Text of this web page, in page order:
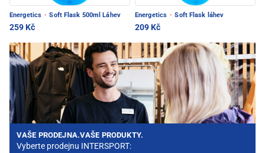
Energetics · Soft Flask 500ml Láhev
259 Kč
Energetics · Soft Flask láhev
209 Kč
VAŠE PRODEJNA.VAŠE PRODUKTY.
Vyberte prodejnu INTERSPORT: